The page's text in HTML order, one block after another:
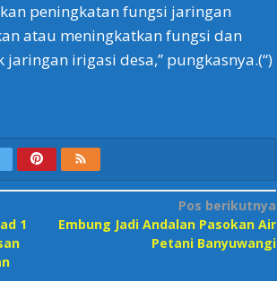
peningkatan fungsi jaringan
atau meningkatkan fungsi dan
irigasi desa,” pungkasnya.(“)
1
Pos berikutnya
Embung Jadi Andalan Pasokan Air
Petani Banyuwangi